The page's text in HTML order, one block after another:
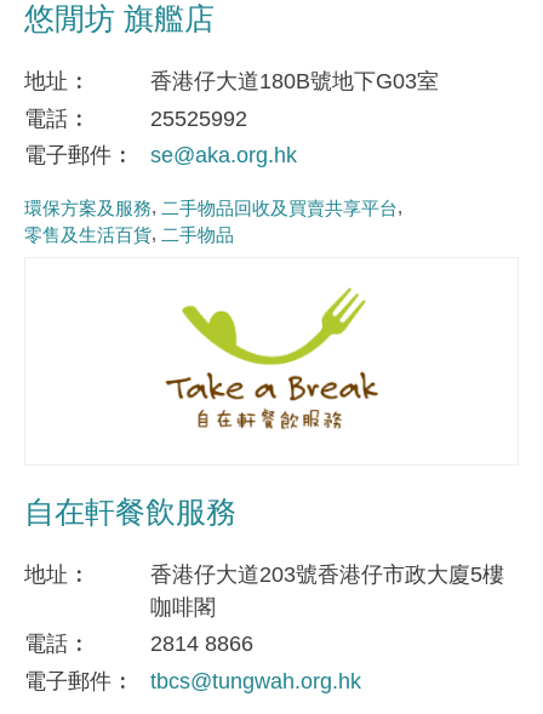
悠閒坊 旗艦店
地址
香港仔大道180B號地下G03室
電話
25525992
電子郵件
se@aka.org.hk
環保方案及服務
二手物品回收及買賣共享平台
零售及生活百貨 二手物品
自在軒餐飲服務
地址
香港仔大道203號香港仔市政大廈5樓
咖啡閣
電話
2814 8866
電子郵件
tbcs@tungwah.org.hk